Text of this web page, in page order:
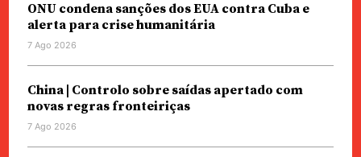
ONU condena sanções dos EUA contra Cuba e
alerta para crise humanitária
7 Ago 2026
China | Controlo sobre saídas apertado com
novas regras fronteiriças
7 Ago 2026